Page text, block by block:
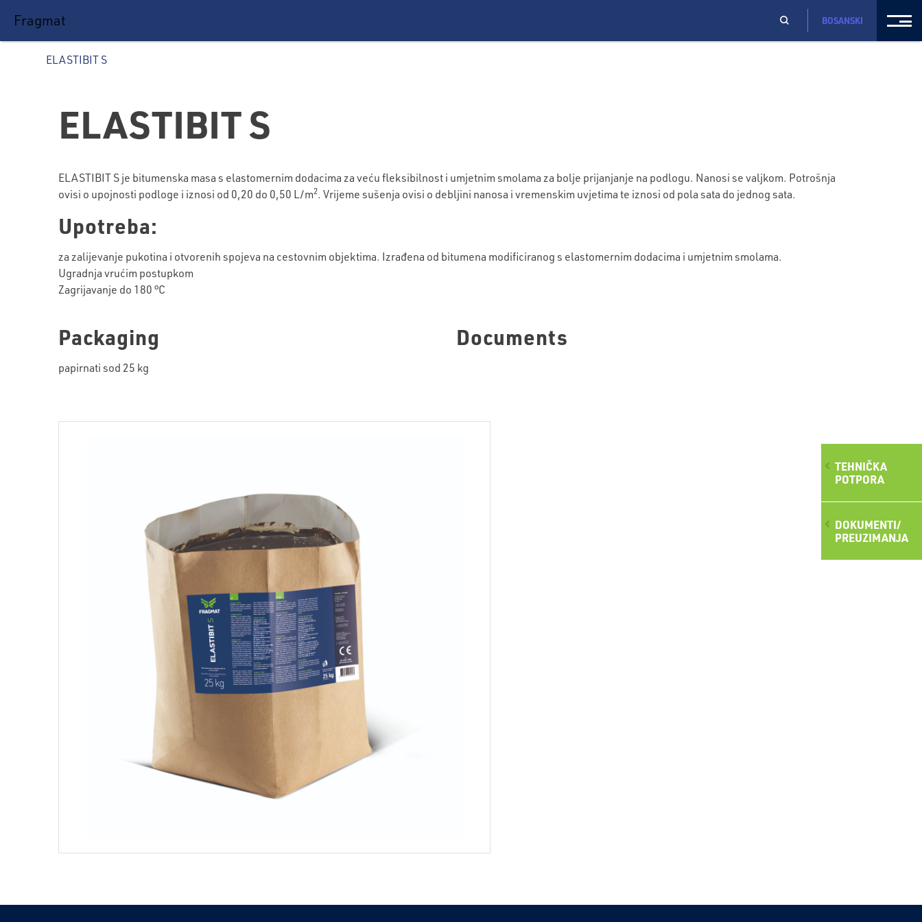
TEHNIČKA
POTPORA
DOKUMENTI/
PREUZIMANJA
Fragmat BOSANSKI
ELASTIBIT S
ELASTIBIT S
ELASTIBIT S je bitumenska masa s elastomernim dodacima za veću fleksibilnost i umjetnim smolama za bolje prijanjanje na podlogu. Nanosi se valjkom. Potrošnja
ovisi o upojnosti podloge i iznosi od 0,20 do 0,50 L/m2. Vrijeme sušenja ovisi o debljini nanosa i vremenskim uvjetima te iznosi od pola sata do jednog sata.
Upotreba:
za zalijevanje pukotina i otvorenih spojeva na cestovnim objektima. Izrađena od bitumena modificiranog s elastomernim dodacima i umjetnim smolama.
Ugradnja vrućim postupkom
Zagrijavanje do 180 °C
Packaging
papirnati sod 25 kg
Documents